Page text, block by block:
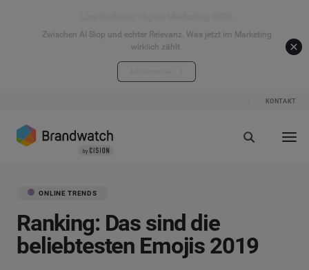
Zwischen AI Slop und echter Relevanz. Was jetzt im Marketing
wirklich zählt.
KONTAKT
ONLINE TRENDS
Ranking: Das sind die
beliebtesten Emojis 2019